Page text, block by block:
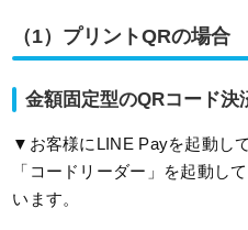
（1）プリントQRの場合
金額固定型のQRコード決
▼お客様にLINE Payを起動し
「コードリーダー」を起動し
います。